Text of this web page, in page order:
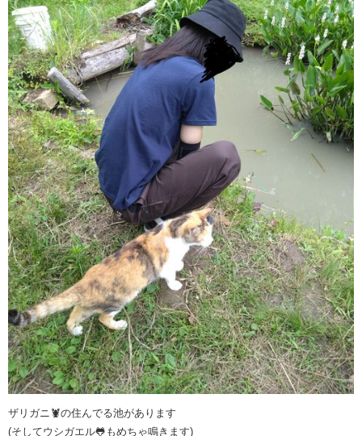
ザリガニ🦞の住んでる池があります
(そしてウシガエル🐸もめちゃ鳴きます)